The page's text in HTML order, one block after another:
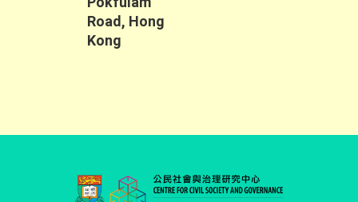
Road, Hong
Kong